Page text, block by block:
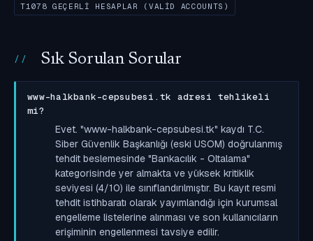
T1078 GEÇERLI HESAPLAR (VALID ACCOUNTS)
Sık Sorulan Sorular
www-halkbank-cepsubesi.tk adresi tehlikeli
mi?
Evet. "www-halkbank-cepsubesi.tk" kaydı T.C.
Siber Güvenlik Başkanlığı (eski USOM) doğrulanmış
tehdit beslemesinde "Bankacılık - Oltalama"
kategorisinde yer almakta ve yüksek kritiklik
seviyesi (4/10) ile sınıflandırılmıştır. Bu kayıt resmi
tehdit istihbaratı olarak yayımlandığı için kurumsal
engelleme listelerine alınması ve son kullanıcıların
erişiminin engellenmesi tavsiye edilir.